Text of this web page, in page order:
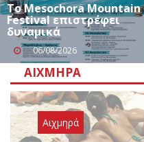
Το Mesochora Mountain
Festival επιστρέφει
δυναμικά
06/08/2026
ΑΙΧΜΗΡΆ
Αιχμηρά